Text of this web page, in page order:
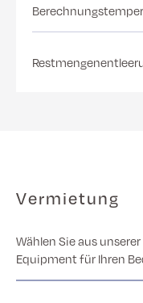
Vermietung
Wählen Sie aus
Equipment für Ihren